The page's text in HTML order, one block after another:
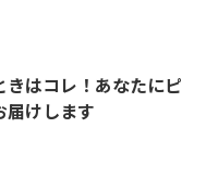
きはコレ！あなたにピ
届けします